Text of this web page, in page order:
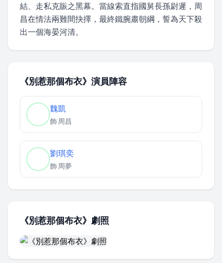
結、走私克賑之黑幕。當線索直指國舅長孫尉遲，周
昌在情法兩難間抉擇，最終鐵腕肅朝綱，誓為天下殺
出一個海晏河清。
《別惹那個布衣》演員陣容
魏凱
飾周昌
劉琪奕
飾周夢
《別惹那個布衣》劇照